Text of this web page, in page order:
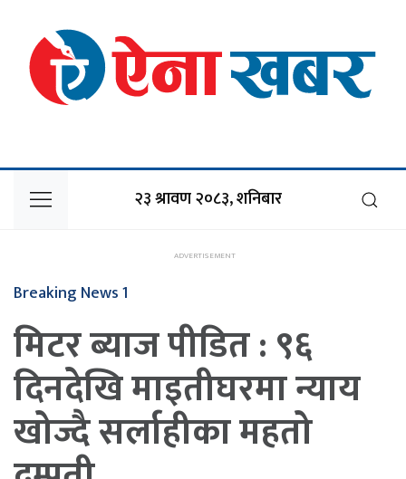
२३ श्रावण २०८३, शनिबार
Breaking News 1
मिटर ब्याज पीडित : ९६
दिनदेखि माइतीघरमा न्याय
खोज्दै सर्लाहीका महतो